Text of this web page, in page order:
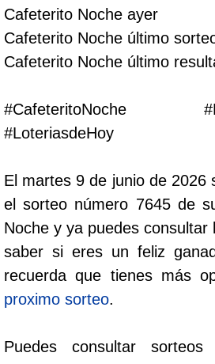
Cafeterito Tarde
Cafeterito Noche
Caribeña Día
Chontico Día
Chontico Noche
Culona día
Culona noche
Cafeterito Noche ayer
Cafeterito Noche último
Cafeterito Noche último
#CafeteritoNoche
#LoteriasdeHoy
El martes 9 de junio de 2026
el sorteo número 7645 de
Noche y ya puedes consultar
saber si eres un feliz
recuerda que tienes más
proximo sorteo.
Puedes consultar